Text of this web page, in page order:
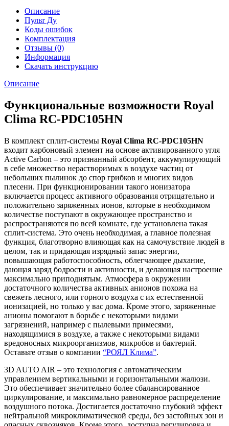
Описание
Пульт Ду
Коды ошибок
Комплектация
Отзывы (0)
Информация
Скачать инструкцию
Описание
Функциональные возможности Royal
Clima RC-PDC105HN
В комплект сплит-системы Royal Clima RC-PDC105HN
входит карбоновый элемент на основе активированного угля
Active Carbon – это признанный абсорбент, аккумулирующий
в себе множество нерастворимых в воздухе частиц от
небольших пылинок до спор грибков и многих видов
плесени. При функционировании такого ионизатора
включается процесс активного образования отрицательно и
положительно заряженных ионов, которые в необходимом
количестве поступают в окружающее пространство и
распространяются по всей комнате, где установлена такая
сплит-система. Это очень необходимая, а главное полезная
функция, благотворно влияющая как на самочувствие людей в
целом, так и придающая изрядный запас энергии,
повышающая работоспособность, облегчающее дыхание,
дающая заряд бодрости и активности, и делающая настроение
максимально приподнятым. Атмосфера в окружении
достаточного количества активных анионов похожа на
свежеть лесного, или горного воздуха с их естественной
ионизацией, но только у вас дома. Кроме этого, заряженные
анионы помогают в борьбе с некоторыми видами
загрязнений, например с пылевыми примесями,
находящимися в воздухе, а также с некоторыми видами
вредоносных микроорганизмов, микробов и бактерий.
Оставьте отзыв о компании “РОЯЛ Клима”.
3D AUTO AIR – это технология с автоматическим
управлением вертикальными и горизонтальными жалюзи.
Это обеспечивает значительно более сбалансированное
циркулирование, и максимально равномерное распределение
воздушного потока. Достигается достаточно глубокий эффект
нейтральной микроклиматической среды, без застойных зон и